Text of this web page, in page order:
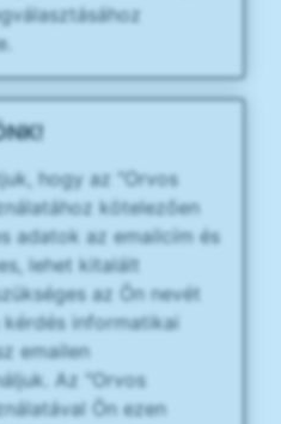
hogy az "Orvos
kötelezően
adatok az emailcím és
lehet kitalált
az Ön nevét
informatikai
emailen
Az "Orvos
Ön ezen